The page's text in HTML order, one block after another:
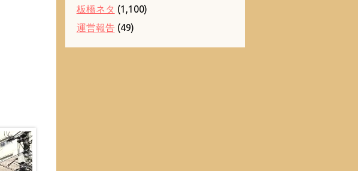
板橋ネタ (1,100)
運営報告(49)